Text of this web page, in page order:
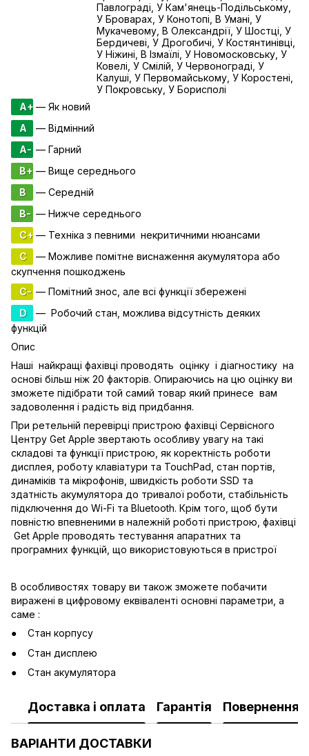
Павлограді, У Кам'янець-Подільському,
У Броварах, У Конотопі, В Умані, У
Мукачевому, В Олександрії, У Шостці, У
Бердичеві, У Дрогобичі, У Костянтинівці,
У Ніжині, В Ізмаїлі, У Новомосковську, У
Ковелі, У Смілій, У Червонограді, У
Калуші, У Первомайському, У Коростені,
У Покровську, У Борисполі
A+— Як новий
A
— Відмінний
A- — Гарний
B+ — Вище середнього
B
— Середній
B- — Нижче середнього
C+— Техніка з певними некритичними нюансами
C
— Можливе помітне виснаження акумулятора або
скупчення пошкоджень
C- — Помітний знос, але всі функції збережені
D
— Робочий стан, можлива відсутність деяких
функцій
Опис
Наші найкращі фахівці проводять оцінку і діагностику на
основі більш ніж 20 факторів. Опираючись на цю оцінку ви
зможете підібрати той самий товар який принесе вам
задоволення і радість від придбання.
При ретельній перевірці пристрою фахівці Сервісного
Центру Get Apple звертають особливу увагу на такі
складові та функції пристрою, як коректність роботи
дисплея, роботу клавіатури та TouchPad, стан портів,
динаміків та мікрофонів, швидкість роботи SSD та
здатність акумулятора до тривалої роботи, стабільність
підключення до Wi-Fi та Bluetooth. Крім того, щоб бути
повністю впевненими в належній роботі пристрою, фахівці
Get Apple проводять тестування апаратних та
програмних функцій, що використовуються в пристрої
В особливостях товару ви також зможете побачити
виражені в цифровому еквіваленті основні параметри, а
саме :
Стан корпусу
Стан дисплею
Стан акумулятора
Доставка і оплата Гарантія Повернення
ВАРІАНТИ ДОСТАВКИ